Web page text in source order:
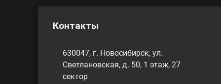
Контакты
630047, г. Новосибирск, ул.
Светлановская, д. 50, 1 этаж, 27
сектор